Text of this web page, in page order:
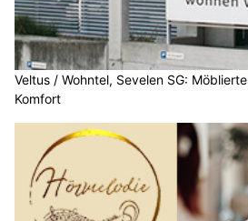
Veltus / Wohntel, Sevelen SG:
Komfort